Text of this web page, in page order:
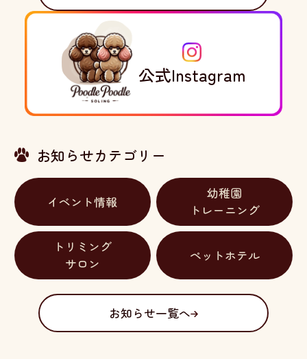
公式Instagram
お知らせカテゴリー
イベント情報
幼稚園
トレーニング
トリミング
サロン
ペットホテル
お知らせ一覧へ